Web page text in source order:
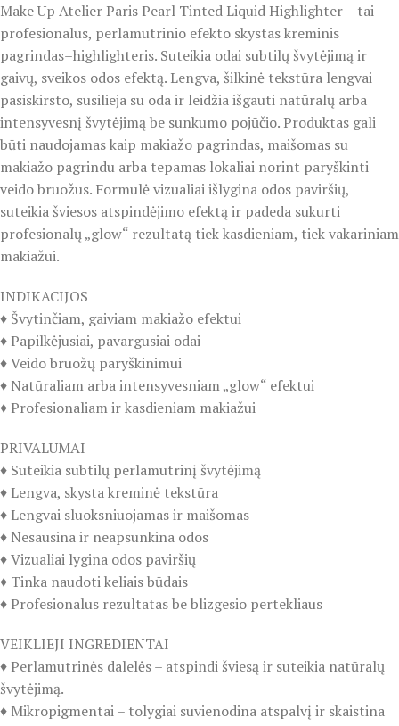
Make Up Atelier Paris Pearl Tinted Liquid Highlighter – tai
profesionalus, perlamutrinio efekto skystas kreminis
pagrindas–highlighteris. Suteikia odai subtilų švytėjimą ir
gaivų, sveikos odos efektą. Lengva, šilkinė tekstūra lengvai
pasiskirsto, susilieja su oda ir leidžia išgauti natūralų arba
intensyvesnį švytėjimą be sunkumo pojūčio. Produktas gali
būti naudojamas kaip makiažo pagrindas, maišomas su
makiažo pagrindu arba tepamas lokaliai norint paryškinti
veido bruožus. Formulė vizualiai išlygina odos paviršių,
suteikia šviesos atspindėjimo efektą ir padeda sukurti
profesionalų „glow“ rezultatą tiek kasdieniam, tiek vakariniam
makiažui.
INDIKACIJOS
♦️ Švytinčiam, gaiviam makiažo efektui
♦️ Papilkėjusiai, pavargusiai odai
♦️ Veido bruožų paryškinimui
♦️ Natūraliam arba intensyvesniam „glow“ efektui
♦️ Profesionaliam ir kasdieniam makiažui
PRIVALUMAI
♦️ Suteikia subtilų perlamutrinį švytėjimą
♦️ Lengva, skysta kreminė tekstūra
♦️ Lengvai sluoksniuojamas ir maišomas
♦️ Nesausina ir neapsunkina odos
♦️ Vizualiai lygina odos paviršių
♦️ Tinka naudoti keliais būdais
♦️ Profesionalus rezultatas be blizgesio pertekliaus
VEIKLIEJI INGREDIENTAI
♦️ Perlamutrinės dalelės – atspindi šviesą ir suteikia natūralų
švytėjimą.
♦️ Mikropigmentai – tolygiai suvienodina atspalvį ir skaistina